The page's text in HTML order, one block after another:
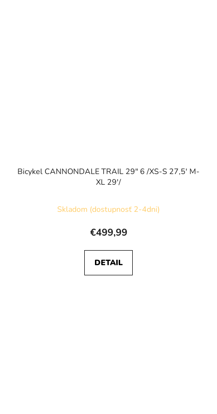
Bicykel CANNONDALE TRAIL 29" 6 /XS-S 27,5' M-
XL 29'/
Skladom (dostupnosť 2-4dni)
€499,99
DETAIL